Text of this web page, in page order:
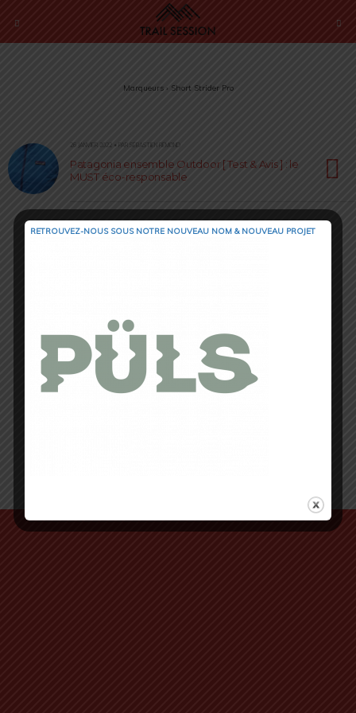
Marqueurs › Short Strider Pro
26 JANVIER 2022 • PAR SÉBASTIEN RÉMOND
Patagonia ensemble Outdoor [ Test & Avis ] : le
MUST éco-responsable
RETROUVEZ-NOUS SOUS NOTRE NOUVEAU NOM & NOUVEAU PROJET